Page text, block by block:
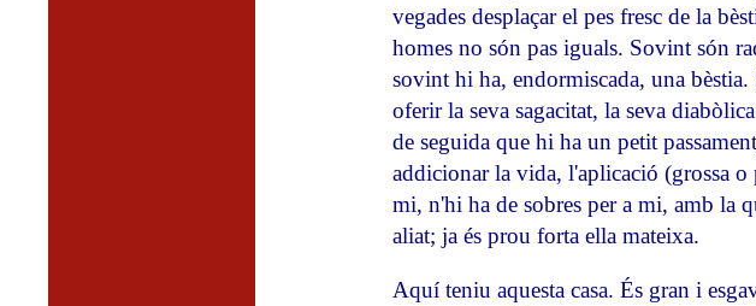
vegades desplaçar el pes fresc de la
homes no són pas iguals. Sovint són
sovint hi ha, endormiscada, una
oferir la seva sagacitat, la seva
de seguida que hi ha un petit
addicionar la vida, l'aplicació (grossa
mi, n'hi ha de sobres per a mi, amb la
aliat; ja és prou forta ella mateixa.
Aquí teniu aquesta casa. És gran i